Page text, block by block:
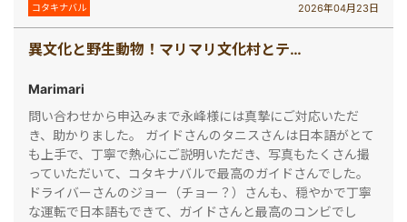
コタキナバル 2026年04月23日
異文化と野生動物！マリマリ文化村とテングザル＆ホタル観賞ツアー（コタキナバル発）
Marimari
問い合わせから申込みまで永峰様には真摯にご対応いただ
き、助かりました。 ガイドさんのタニスさんは日本語がとて
も上手で、丁寧で熱心にご説明いただき、写真もたくさん撮
っていただいて、コタキナバルで最高のガイドさんでした。
ドライバーさんのジョー（チョー？）さんも、穏やかで丁寧
な運転で日本語もできて、ガイドさんと最高のコンビでし